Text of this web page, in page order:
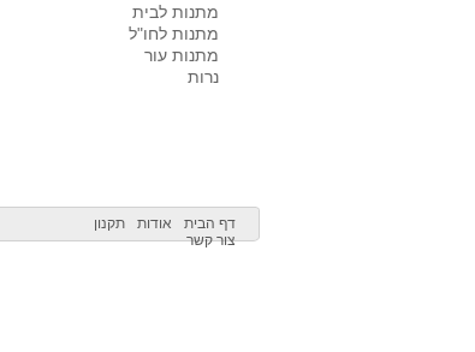
מתנות לבית
מתנות לחו"ל
מתנות עור
נרות
דף הבית אודות
תקנון
צור קשר